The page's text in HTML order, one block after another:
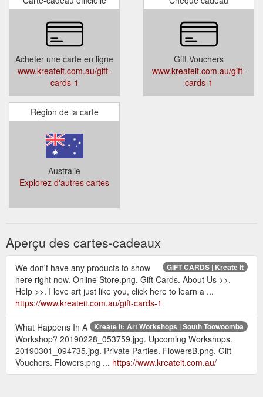
Acheter une carte en ligne
www.kreateit.com.au/gift-
cards-1
Gift Vouchers
www.kreateit.com.au/gift-
cards-1
Région de la carte
Australie
Explorez d'autres cartes
Aperçu des cartes-cadeaux
GIFT CARDS | Kreate It
We don't have any products to show
here right now. Online Store.png. Gift Cards. About Us >>.
Help >>. I love art just like you, click here to learn a ...
https://www.kreateit.com.au/gift-cards-1
Kreate It: Art Workshops | South Toowoomba
What Happens In A
Workshop? 20190228_053759.jpg. Upcoming Workshops.
20190301_094735.jpg. Private Parties. FlowersB.png. Gift
Vouchers. Flowers.png ... https://www.kreateit.com.au/